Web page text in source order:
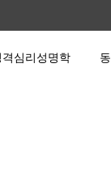
격심리성명학